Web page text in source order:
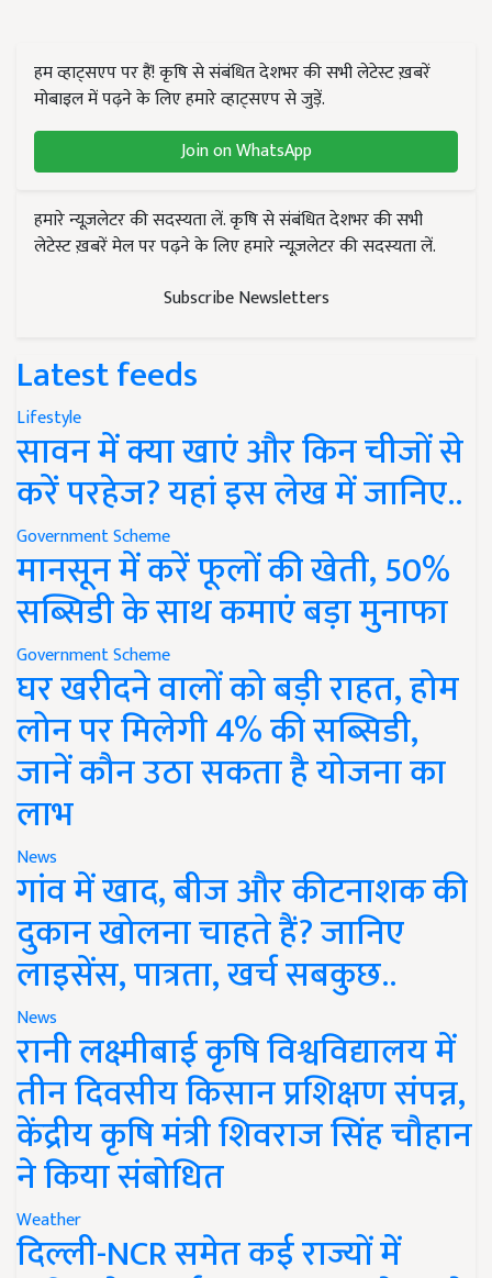
हम व्हाट्सएप पर हैं! कृषि से संबंधित देशभर की सभी लेटेस्ट ख़बरें
मोबाइल में पढ़ने के लिए हमारे व्हाट्सएप से जुड़ें.
Join on WhatsApp
हमारे न्यूज़लेटर की सदस्यता लें. कृषि से संबंधित देशभर की सभी
लेटेस्ट ख़बरें मेल पर पढ़ने के लिए हमारे न्यूज़लेटर की सदस्यता लें.
Subscribe Newsletters
Latest feeds
Lifestyle
सावन में क्या खाएं और किन चीजों से
करें परहेज? यहां इस लेख में जानिए..
Government Scheme
मानसून में करें फूलों की खेती, 50%
सब्सिडी के साथ कमाएं बड़ा मुनाफा
Government Scheme
घर खरीदने वालों को बड़ी राहत, होम
लोन पर मिलेगी 4% की सब्सिडी,
जानें कौन उठा सकता है योजना का
लाभ
News
गांव में खाद, बीज और कीटनाशक की
दुकान खोलना चाहते हैं? जानिए
लाइसेंस, पात्रता, खर्च सबकुछ..
News
रानी लक्ष्मीबाई कृषि विश्वविद्यालय में
तीन दिवसीय किसान प्रशिक्षण संपन्न,
केंद्रीय कृषि मंत्री शिवराज सिंह चौहान
ने किया संबोधित
Weather
दिल्ली-NCR समेत कई राज्यों में